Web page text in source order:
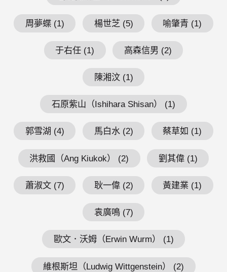
周夢蝶 (1) 楊世芝 (5) 喻肇青 (1)
于右任 (1) 高森信男 (2)
陳湘汶 (1)
石原紫山（Ishihara Shisan） (1)
郭雪湖 (4) 馬白水 (2) 蔡草如 (1)
洪救國（Ang Kiukok） (2) 劉其偉 (1)
蕭淑文 (7) 耿一偉 (2) 黃建業 (1)
袁廣鳴 (7)
歐文．沃姆（Erwin Wurm） (1)
維根斯坦（Ludwig Wittgenstein） (2)